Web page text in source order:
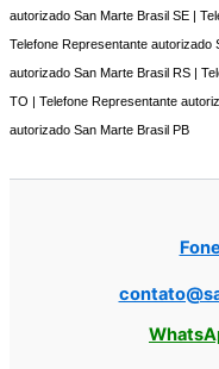
autorizado San Marte Brasil SE |
Telefone Representante autorizado
autorizado San Marte Brasil RS |
TO | Telefone Representante
autorizado San Marte Brasil PB